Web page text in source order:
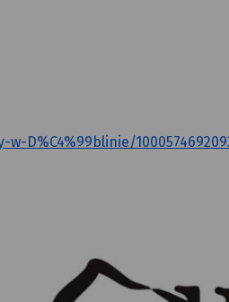
D%C4%99blinie/